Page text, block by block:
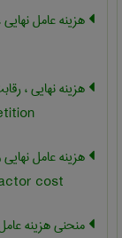
هزینه عامل
هزینه نهایی ،
هزینه عامل
cost
منحنی هزینه